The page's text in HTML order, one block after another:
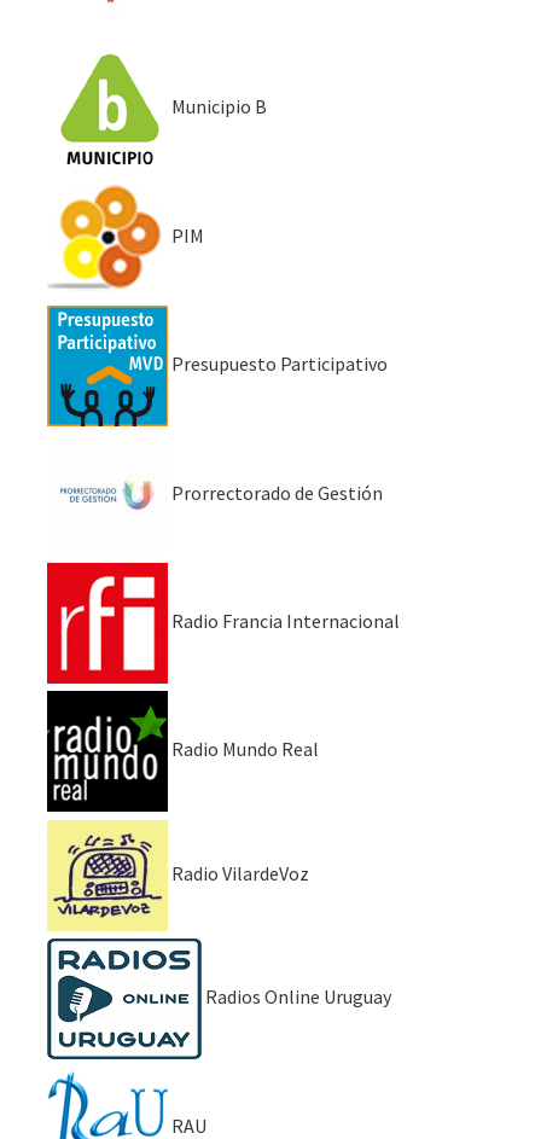
Municipio B
PIM
Presupuesto Participativo
Prorrectorado de Gestión
Radio Francia Internacional
Radio Mundo Real
Radio VilardeVoz
Radios Online Uruguay
RAU